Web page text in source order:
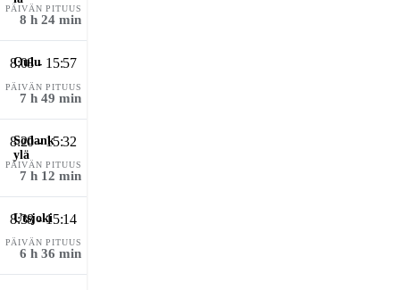
PÄIVÄN PITUUS
8 h 24 min
8:08 - 15:57
PÄIVÄN PITUUS
7 h 49 min
8:20 - 15:32
PÄIVÄN PITUUS
7 h 12 min
8:38 - 15:14
PÄIVÄN PITUUS
6 h 36 min